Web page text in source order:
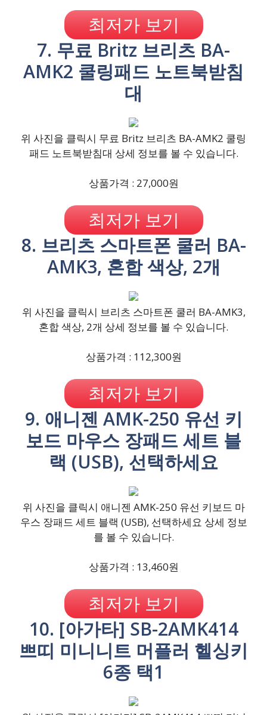
최저가 보기
7. 무료 Britz 브리츠 BA-
AMK2 쿨링패드 노트북받침
대
위 사진을 클릭시 무료 Britz 브리츠 BA-AMK2 쿨링
패드 노트북받침대 상세 정보를 볼 수 있습니다.
상품가격 : 27,000원
최저가 보기
8. 브리츠 스마트폰 쿨러 BA-
AMK3, 혼합 색상, 2개
위 사진을 클릭시 브리츠 스마트폰 쿨러 BA-AMK3,
혼합 색상, 2개 상세 정보를 볼 수 있습니다.
상품가격 : 112,300원
최저가 보기
9. 애니젠 AMK-250 유선 키
보드 마우스 장패드 세트 블
랙 (USB), 선택하세요
위 사진을 클릭시 애니젠 AMK-250 유선 키보드 마
우스 장패드 세트 블랙 (USB), 선택하세요 상세 정보
를 볼 수 있습니다.
상품가격 : 13,460원
최저가 보기
10. [아가타] SB-2AMK414
쁘띠 미니니트 머플러 헬싱키
6종 택1